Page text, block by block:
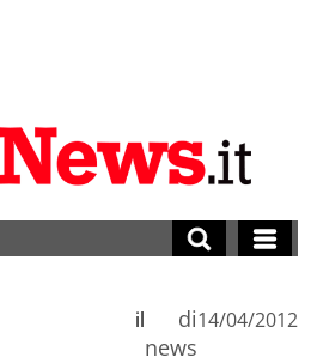
di
news
il 14/04/2012